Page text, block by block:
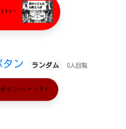
)ｷｬｰ
タン ランダム 0人回覧
タンパート3！